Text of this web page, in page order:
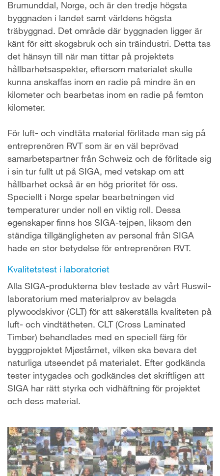
Brumunddal, Norge, och är den tredje högsta
byggnaden i landet samt världens högsta
träbyggnad. Det område där byggnaden ligger är
känt för sitt skogsbruk och sin träindustri. Detta tas
det hänsyn till när man tittar på projektets
hållbarhetsaspekter, eftersom materialet skulle
kunna anskaffas inom en radie på mindre än en
kilometer och bearbetas inom en radie på femton
kilometer.
För luft- och vindtäta material förlitade man sig på
entreprenören RVT som är en väl beprövad
samarbetspartner från Schweiz och de förlitade sig
i sin tur fullt ut på SIGA, med vetskap om att
hållbarhet också är en hög prioritet för oss.
Speciellt i Norge spelar bearbetningen vid
temperaturer under noll en viktig roll. Dessa
egenskaper finns hos SIGA-tejpen, liksom den
ständiga tillgängligheten av personal från SIGA
hade en stor betydelse för entreprenören RVT.
Kvalitetstest i laboratoriet
Alla SIGA-produkterna blev testade av vårt Ruswil-
laboratorium med materialprov av belagda
plywoodskivor (CLT) för att säkerställa kvaliteten på
luft- och vindtätheten. CLT (Cross Laminated
Timber) behandlades med en speciell färg för
byggprojektet Mjøstårnet, vilken ska bevara det
naturliga utseendet på materialet. Efter godkända
tester intygades och godkändes det skriftligen att
SIGA har rätt styrka och vidhäftning för projektet
och dess material.